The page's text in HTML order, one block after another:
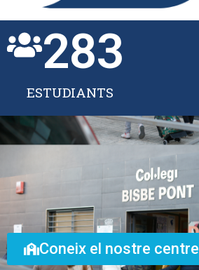
ESTUDIANTS
283
Coneix el nostre centre